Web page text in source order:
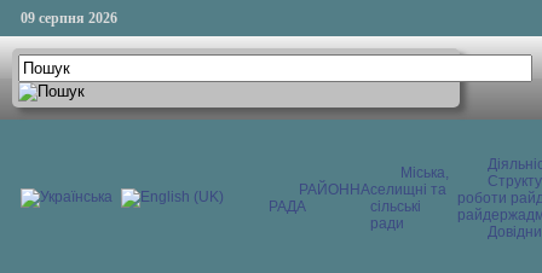
09 серпня 2026
РАЙОННА
РАДА
Міська,
селищні та
сільські
ради
роботи